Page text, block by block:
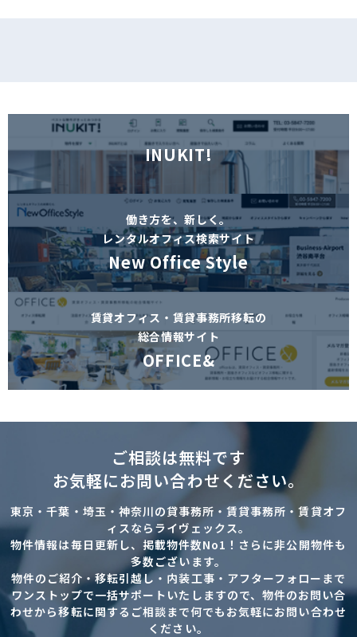
INUKIT!
働き方を、新しく。
レンタルオフィス検索サイト
New Office Style
賃貸オフィス・賃貸事務所移転の
総合情報サイト
OFFICE&
ご相談は無料です
お気軽にお問い合わせください。
東京・千葉・埼玉・神奈川の貸事務所・賃貸事務所・賃貸オフ
ィスならライヴェックス。
物件情報は毎日更新し、掲載物件数No1！さらに非公開物件も
多数ございます。
物件のご紹介・移転引越し・内装工事・アフターフォローまで
ワンストップで一括サポートいたしますので、物件のお問い合
わせから移転に関するご相談まで何でもお気軽にお問い合わせ
ください。